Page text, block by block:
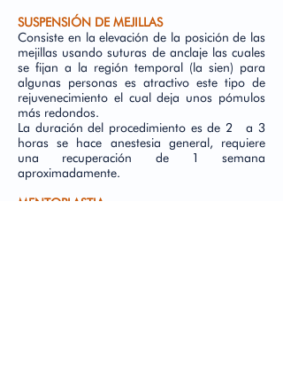
SUSPENSIÓN DE MEJILLAS
Consiste en la elevación de la posición de las
mejillas usando suturas de anclaje las cuales
se fijan a la región temporal (la sien) para
algunas personas es atractivo este tipo de
rejuvenecimiento el cual deja unos pómulos
más redondos.
La duración del procedimiento es de 2 a 3
horas se hace anestesia general, requiere
una recuperación de 1 semana
aproximadamente.
MENTOPLASTIA